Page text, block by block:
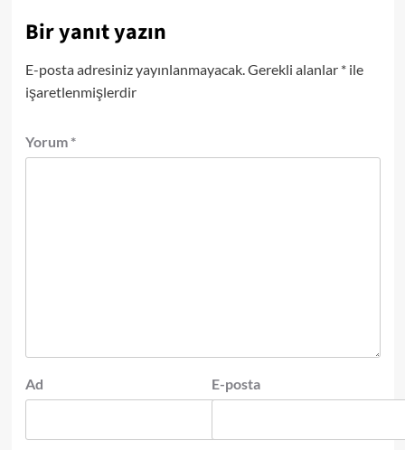
Bir yanıt yazın
E-posta adresiniz yayınlanmayacak.Gerekli alanlar *ile
işaretlenmişlerdir
Yorum *
Ad E-posta